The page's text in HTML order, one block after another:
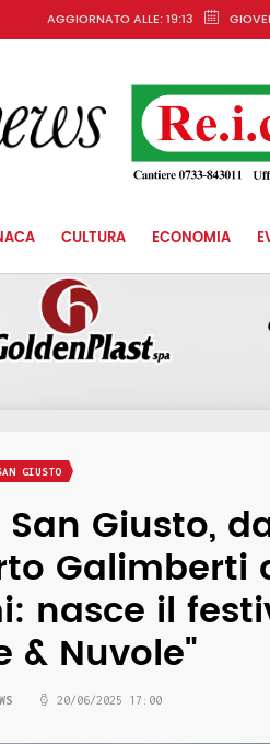
AGGIORNATO ALLE: 19:13
CULTURA ECONOMIA
GIUSTO
Giusto,
Galimberti
nasce il
& Nuvole"
20/06/2025 17:00